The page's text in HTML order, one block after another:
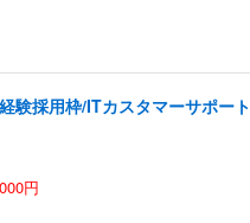
験採用枠/ITカスタマーサポー
円